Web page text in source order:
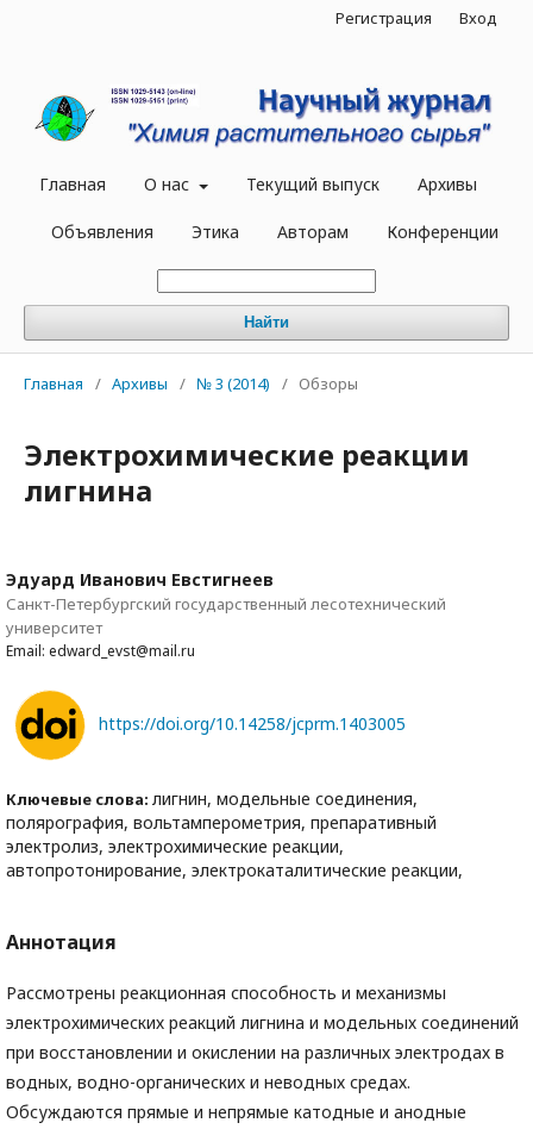
Главная О нас Текущий выпуск Архивы
Объявления Этика Авторам Конференции
Найти
Регистрация Вход
Главная / Архивы / № 3 (2014) / Обзоры
Электрохимические реакции
лигнина
Эдуард Иванович Евстигнеев
Санкт-Петербургский государственный лесотехнический
университет
Email: edward_evst@mail.ru
https://doi.org/10.14258/jcprm.1403005
Ключевые слова: лигнин, модельные соединения,
полярография, вольтамперометрия, препаративный
электролиз, электрохимические реакции,
автопротонирование, электрокаталитические реакции,
Аннотация
Рассмотрены реакционная способность и механизмы
электрохимических реакций лигнина и модельных соединений
при восстановлении и окислении на различных электродах в
водных, водно-органических и неводных средах.
Обсуждаются прямые и непрямые катодные и анодные